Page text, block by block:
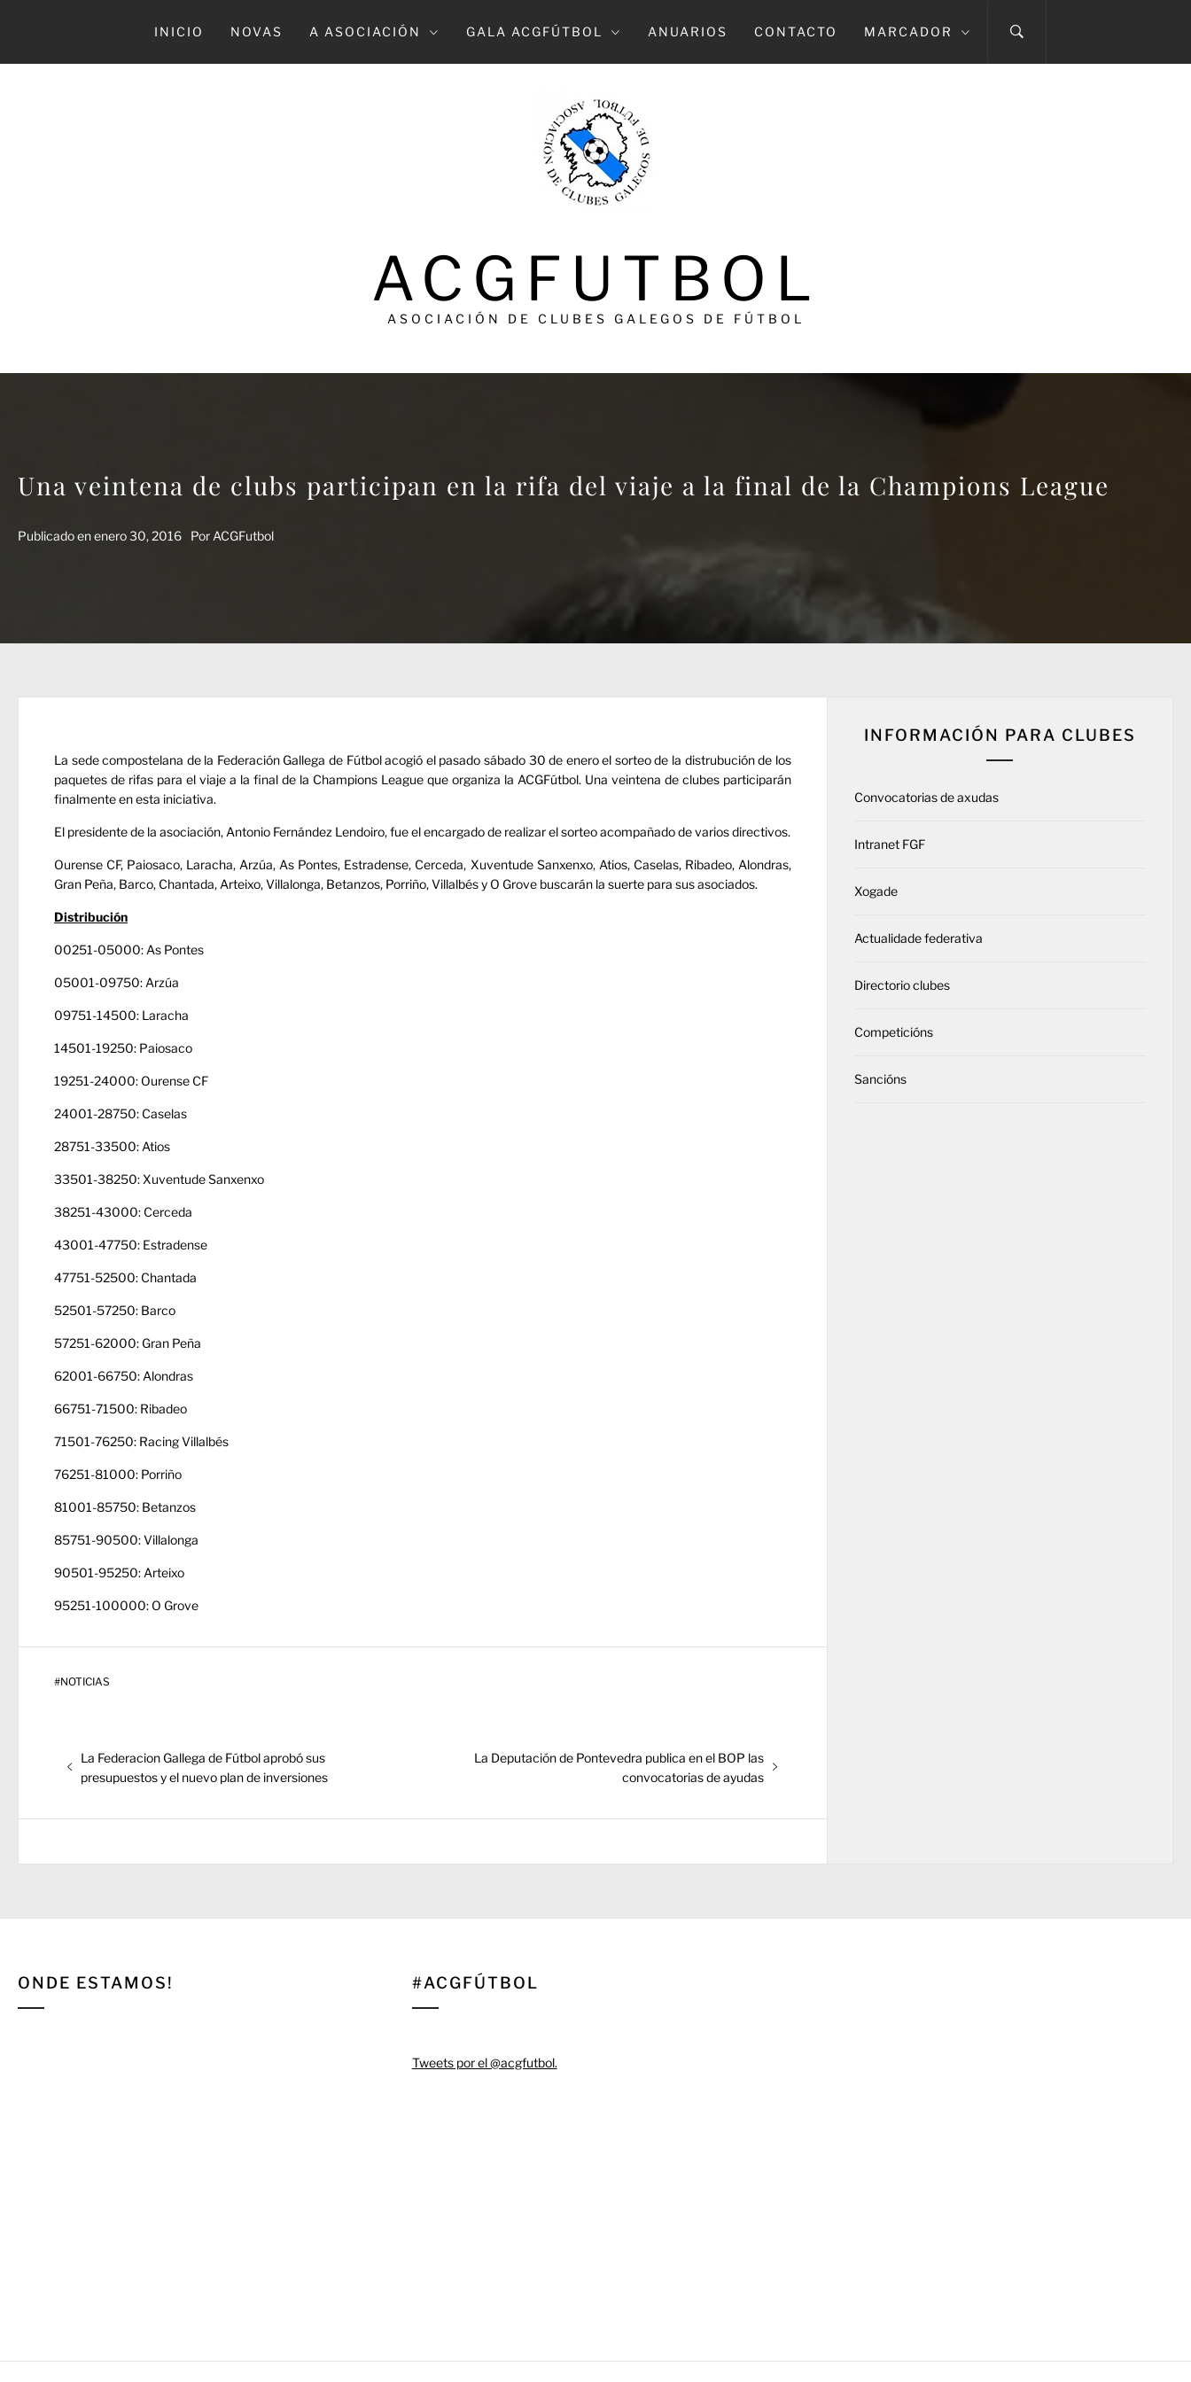
INICIO NOVAS A ASOCIACIÓN GALA ACGFÚTBOL ANUARIOS CONTACTO MARCADOR
ACGFUTBOL
ASOCIACIÓN DE CLUBES GALEGOS DE FÚTBOL
Una veintena de clubs participan en la rifa del viaje a la final de la Champions League
Publicado enenero 30, 2016 Por ACGFutbol
La sede compostelana de la Federación Gallega de Fútbol acogió el pasado sábado 30 de enero el sorteo de la distrubución de los
paquetes de rifas para el viaje a la final de la Champions League que organiza la ACGFútbol. Una veintena de clubes participarán
finalmente en esta iniciativa.
El presidente de la asociación, Antonio Fernández Lendoiro, fue el encargado de realizar el sorteo acompañado de varios directivos.
Ourense CF, Paiosaco, Laracha, Arzúa, As Pontes, Estradense, Cerceda, Xuventude Sanxenxo, Atios, Caselas, Ribadeo, Alondras,
Gran Peña, Barco, Chantada, Arteixo, Villalonga, Betanzos, Porriño, Villalbés y O Grove buscarán la suerte para sus asociados.
Distribución
00251-05000: As Pontes
05001-09750: Arzúa
09751-14500: Laracha
14501-19250: Paiosaco
19251-24000: Ourense CF
24001-28750: Caselas
28751-33500: Atios
33501-38250: Xuventude Sanxenxo
38251-43000: Cerceda
43001-47750: Estradense
47751-52500: Chantada
52501-57250: Barco
57251-62000: Gran Peña
62001-66750: Alondras
66751-71500: Ribadeo
71501-76250: Racing Villalbés
76251-81000: Porriño
81001-85750: Betanzos
85751-90500: Villalonga
90501-95250: Arteixo
95251-100000: O Grove
#NOTICIAS
Navegación
de
Entrada
anterior:
La Federacion Gallega de Fútbol aprobó sus
presupuestos y el nuevo plan de inversiones
Entrada
La Deputación de Pontevedra publica en el BOP las
convocatorias de ayudas
INFORMACIÓN PARA CLUBES
Convocatorias de axudas
Intranet FGF
Xogade
Actualidade federativa
Directorio clubes
Competicións
Sancións
ONDE ESTAMOS! #ACGFÚTBOL
Tweets por el @acgfutbol.